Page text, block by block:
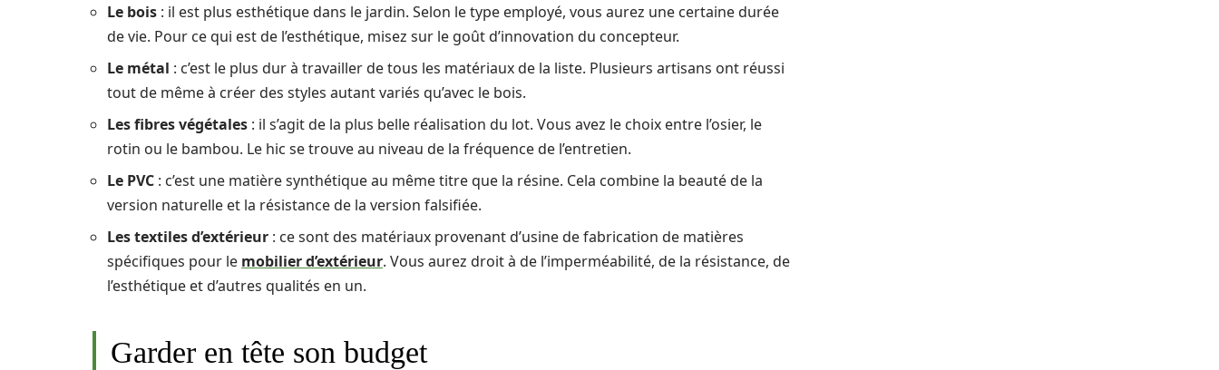
Le bois : il est plus esthétique dans le jardin. Selon le type employé, vous aurez une certaine durée
de vie. Pour ce qui est de l’esthétique, misez sur le goût d’innovation du concepteur.
Le métal : c’est le plus dur à travailler de tous les matériaux de la liste. Plusieurs artisans ont réussi
tout de même à créer des styles autant variés qu’avec le bois.
Les fibres végétales : il s’agit de la plus belle réalisation du lot. Vous avez le choix entre l’osier, le
rotin ou le bambou. Le hic se trouve au niveau de la fréquence de l’entretien.
Le PVC : c’est une matière synthétique au même titre que la résine. Cela combine la beauté de la
version naturelle et la résistance de la version falsifiée.
Les textiles d’extérieur : ce sont des matériaux provenant d’usine de fabrication de matières
spécifiques pour le mobilier d’extérieur. Vous aurez droit à de l’imperméabilité, de la résistance, de
l’esthétique et d’autres qualités en un.
Garder en tête son budget